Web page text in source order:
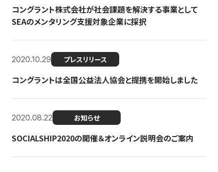
コングラント株式会社が社会課題を解決する事業として
SEAのメンタリング支援対象企業に採択
2020.10.29 プレスリリース
コングラントは全国公益法人協会と提携を開始しました
2020.08.22 お知らせ
SOCIALSHIP2020の開催＆オンライン説明会のご案内